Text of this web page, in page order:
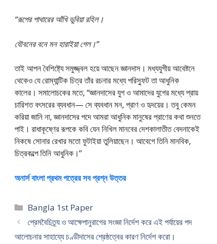
“রূপের পাথারের আঁখি ডুবিয়া রহিল।
যৌবনের বনে মন হারাইয়া গেল।”
তাই আপন বৈশিষ্ট্যে সমুজ্জ্বল হয়ে আছেন জ্ঞানদাস। মধ্যযুগীয় আবেষ্টনে
থেকেও যে রোম্যান্টিক চিত্র তাঁর রচনার মধ্যে পরিস্ফুট তা আধুনিক
কালের। সমালোচকের মতে, “জ্ঞানদাসের যুগ ও আমাদের যুগের মধ্যে প্রায়
চারিশত বৎসরের ব্যবধান— সে ব্যবধান মন, প্রাণ ও হৃদয়ের। তবু কেমন
করিয়া জানি না, জ্ঞানদাসের পদে আমরা আধুনিক মানুষের প্রাণের কথা শুনতে
পাই। রাধাকৃষ্ণের রূপকে কবি যেন নিখিল মানবের দেশকালাতীত বেদনাকেই
নিকষে সোনার রেখার মতো ফুটাইয়া তুলিয়াছেন। আবেগে তিনি মানবিক,
চিত্রকল্পে তিনি আধুনিক।”
অনার্স বাংলা প্রথম পত্রের সব প্রশ্ন উত্তর
Categories
Bangla 1st Paper
প্রেমবৈচিত্র্য ও আক্ষেপানুরাগের সংজ্ঞা নির্দেশ করে এই পর্যায়ের পদ
আলোচনার সাহায্যে চণ্ডীদাসের শ্রেষ্ঠত্বের কারণ নির্দেশ করো।